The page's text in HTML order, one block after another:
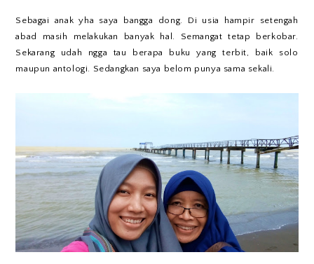
Sebagai anak yha saya bangga dong. Di usia hampir setengah
abad masih melakukan banyak hal. Semangat tetap berkobar.
Sekarang udah ngga tau berapa buku yang terbit, baik solo
maupun antologi. Sedangkan saya belom punya sama sekali.